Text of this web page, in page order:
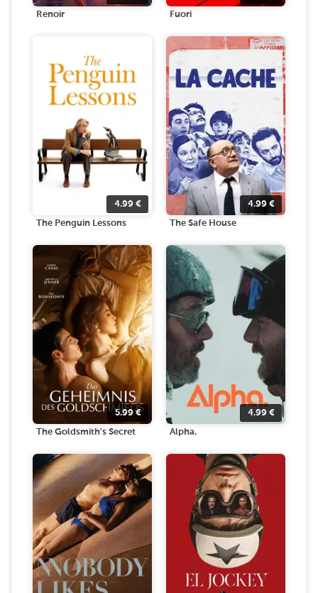
Renoir Fuori
4.99 €
The Penguin Lessons
4.99 €
The Safe House
5.99€
The Goldsmith's Secret
4.99 €
Alpha.